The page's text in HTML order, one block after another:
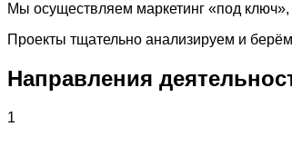
Мы осуществляем маркетинг «под
Проекты тщательно анализируем и
Направления
1